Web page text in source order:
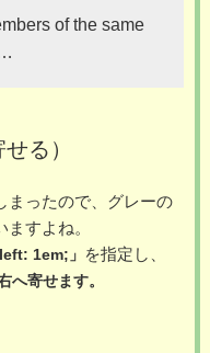
of the same
る）
まったので、グレーの
すよね。
1em;」 を指定し、
寄せます。